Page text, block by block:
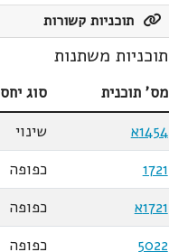
תוכניות קשורות
תוכניות משתנות
מס' תוכנית סוג יחס
1454א
שינוי
1721
כפופה
1721א
כפופה
5022
כפופה